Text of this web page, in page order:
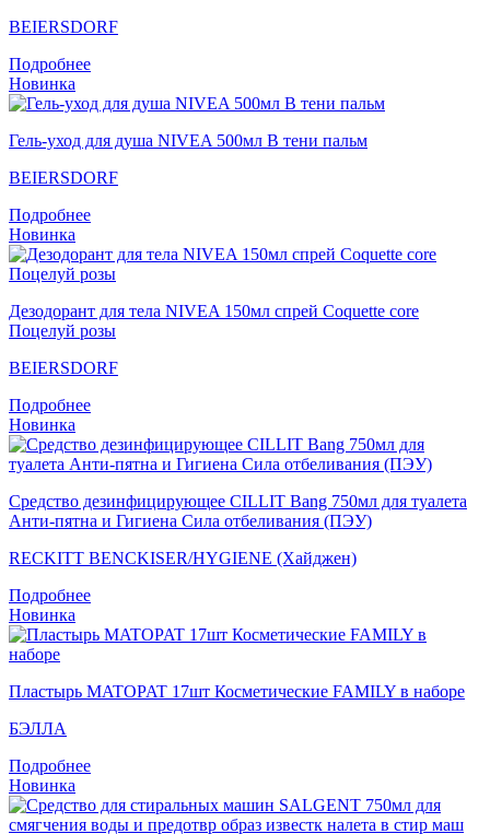
BEIERSDORF
Подробнее
Новинка
Гель-уход для душа NIVEA 500мл В тени пальм
BEIERSDORF
Подробнее
Новинка
Дезодорант для тела NIVEA 150мл спрей Coquette core
Поцелуй розы
BEIERSDORF
Подробнее
Новинка
Средство дезинфицирующее CILLIT Bang 750мл для туалета
Анти-пятна и Гигиена Сила отбеливания (ПЭУ)
RECKITT BENCKISER/HYGIENE (Хайджен)
Подробнее
Новинка
Пластырь MATOPAT 17шт Косметические FAMILY в наборе
БЭЛЛА
Подробнее
Новинка